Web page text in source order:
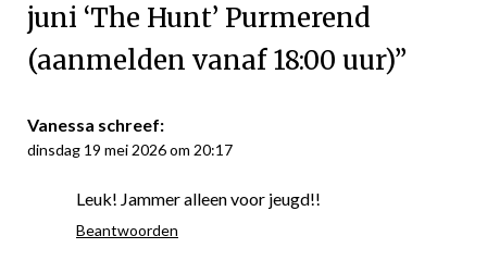
juni ‘The Hunt’ Purmerend
(aanmelden vanaf 18:00 uur)”
Vanessa schreef:
dinsdag 19 mei 2026 om 20:17
Leuk! Jammer alleen voor jeugd!!
Beantwoorden